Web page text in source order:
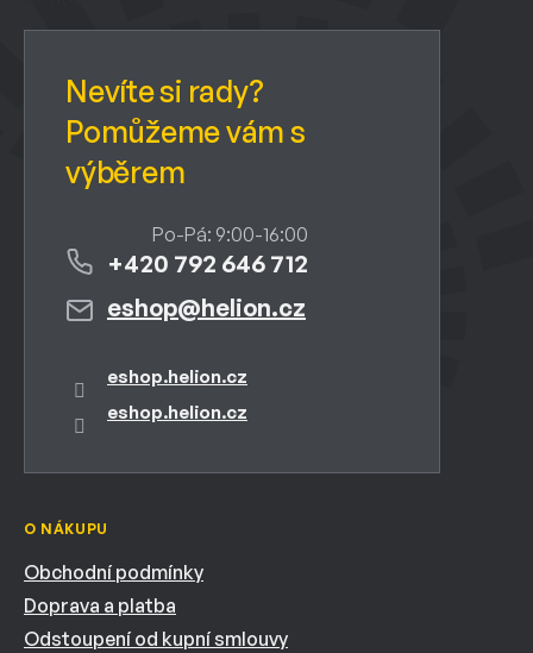
eshop@helion.cz
+420 792 646 712
eshop.helion.cz
eshop.helion.cz
O NÁKUPU
Obchodní podmínky
Doprava a platba
Odstoupení od kupní smlouvy